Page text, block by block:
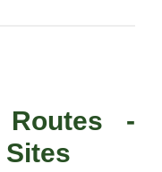
Routes -